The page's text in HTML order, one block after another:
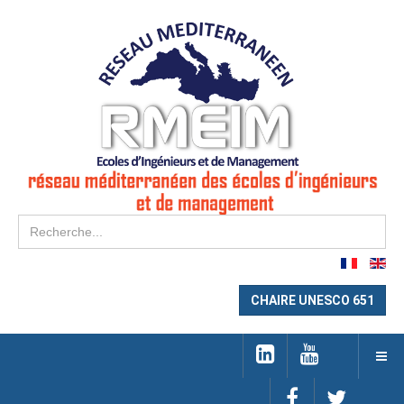
CHAIRE UNESCO 651